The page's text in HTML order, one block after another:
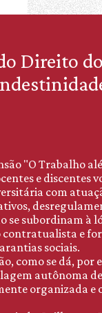
Direito
"O Trabalho
e discentes
com
se subordinam à
contratualista e
sociais.
como se dá, por
autônoma
organizada